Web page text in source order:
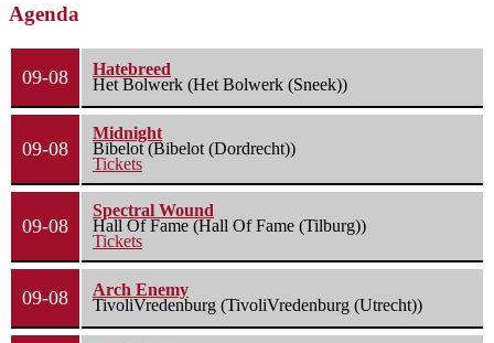
Agenda
09-08
Hatebreed
Het Bolwerk (Het Bolwerk (Sneek))
09-08
Midnight
Bibelot (Bibelot (Dordrecht))
Tickets
09-08
Spectral Wound
Hall Of Fame (Hall Of Fame (Tilburg))
Tickets
09-08
Arch Enemy
TivoliVredenburg (TivoliVredenburg (Utrecht))